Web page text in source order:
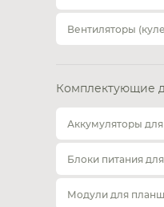
Вентиляторы
Комплектующие
Аккумуляторы
Блоки питания
Модули для